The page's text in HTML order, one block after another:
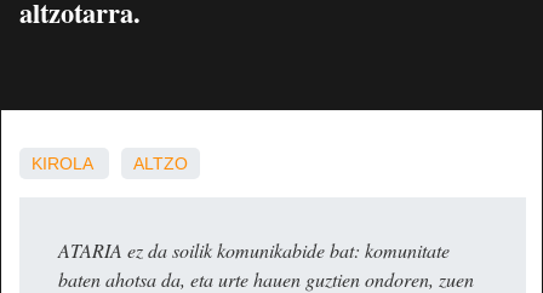
altzotarra.
KIROLA ALTZO
ATARIA ez da soilik komunikabide bat: komunitate
baten ahotsa da, eta urte hauen guztien ondoren, zuen